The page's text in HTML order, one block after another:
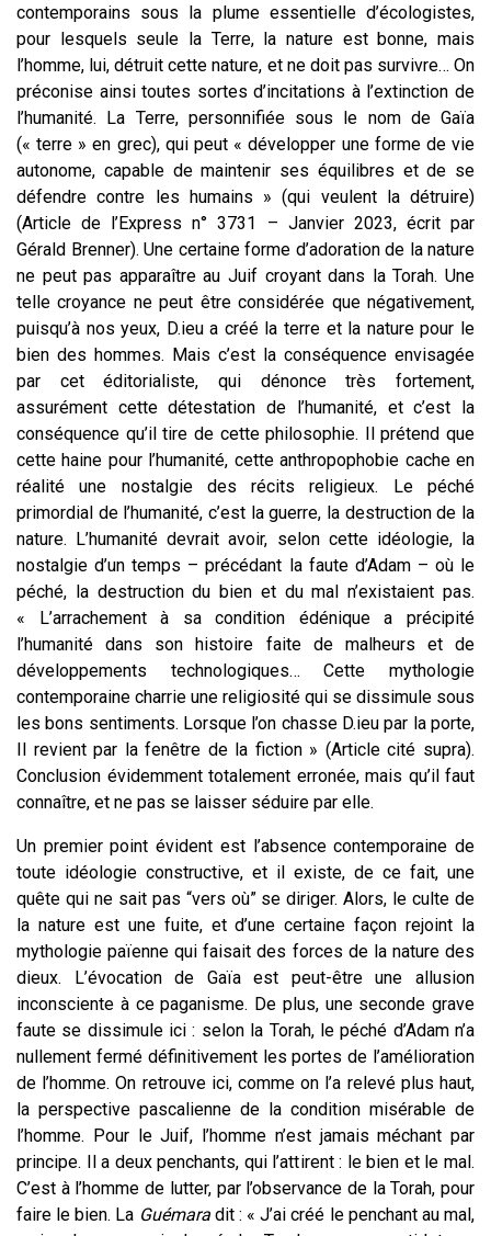
contemporains sous la plume essentielle d’écologistes,
pour lesquels seule la Terre, la nature est bonne, mais
l’homme, lui, détruit cette nature, et ne doit pas survivre… On
préconise ainsi toutes sortes d’incitations à l’extinction de
l’humanité. La Terre, personnifiée sous le nom de Gaïa
(« terre » en grec), qui peut « développer une forme de vie
autonome, capable de maintenir ses équilibres et de se
défendre contre les humains » (qui veulent la détruire)
(Article de l’Express n° 3731 – Janvier 2023, écrit par
Gérald Brenner). Une certaine forme d’adoration de la nature
ne peut pas apparaître au Juif croyant dans la Torah. Une
telle croyance ne peut être considérée que négativement,
puisqu’à nos yeux, D.ieu a créé la terre et la nature pour le
bien des hommes. Mais c’est la conséquence envisagée
par cet éditorialiste, qui dénonce très fortement,
assurément cette détestation de l’humanité, et c’est la
conséquence qu’il tire de cette philosophie. Il prétend que
cette haine pour l’humanité, cette anthropophobie cache en
réalité une nostalgie des récits religieux. Le péché
primordial de l’humanité, c’est la guerre, la destruction de la
nature. L’humanité devrait avoir, selon cette idéologie, la
nostalgie d’un temps – précédant la faute d’Adam – où le
péché, la destruction du bien et du mal n’existaient pas.
« L’arrachement à sa condition édénique a précipité
l’humanité dans son histoire faite de malheurs et de
développements technologiques… Cette mythologie
contemporaine charrie une religiosité qui se dissimule sous
les bons sentiments. Lorsque l’on chasse D.ieu par la porte,
Il revient par la fenêtre de la fiction » (Article cité supra).
Conclusion évidemment totalement erronée, mais qu’il faut
connaître, et ne pas se laisser séduire par elle.
Un premier point évident est l’absence contemporaine de
toute idéologie constructive, et il existe, de ce fait, une
quête qui ne sait pas “vers où” se diriger. Alors, le culte de
la nature est une fuite, et d’une certaine façon rejoint la
mythologie païenne qui faisait des forces de la nature des
dieux. L’évocation de Gaïa est peut-être une allusion
inconsciente à ce paganisme. De plus, une seconde grave
faute se dissimule ici : selon la Torah, le péché d’Adam n’a
nullement fermé définitivement les portes de l’amélioration
de l’homme. On retrouve ici, comme on l’a relevé plus haut,
la perspective pascalienne de la condition misérable de
l’homme. Pour le Juif, l’homme n’est jamais méchant par
principe. Il a deux penchants, qui l’attirent : le bien et le mal.
C’est à l’homme de lutter, par l’observance de la Torah, pour
faire le bien. La Guémaradit : « J’ai créé le penchant au mal,